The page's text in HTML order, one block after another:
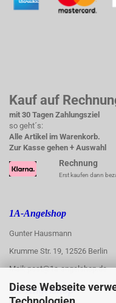
Diese Webseite
Kauf auf
mit 30 Tagen Zahlungsziel
so geht´s:
Alle Artikel im Warenkorb.
Zur Kasse gehen + Auswahl
Rechnung
Erst kaufen dann
1A-Angelshop
Gunter Hausmann
Krumme Str. 19, 12526 Berlin
Mail: post@1a-angelshop.de
1A-Angelshop-